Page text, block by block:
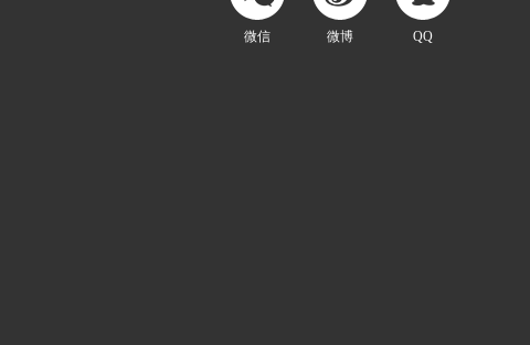
QQ
微博
微信